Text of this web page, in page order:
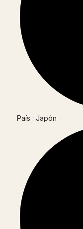
País : Japón